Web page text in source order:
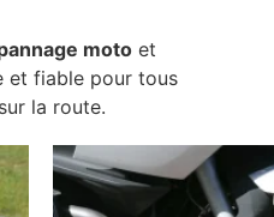
motoet
et fiable pour tous
la route.